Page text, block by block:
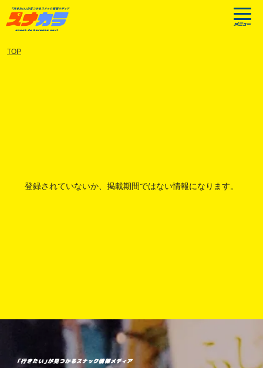
TOP
登録されていないか、掲載期間ではない情報になります。